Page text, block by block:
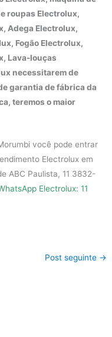
roupas Electrolux,
Adega Electrolux,
Fogão Electrolux,
Lava-louças
necessitarem de
garantia de fábrica da
teremos o maior
você pode entrar
Electrolux em
ABC Paulista, 11 3832-
Electrolux: 11
Post seguinte →